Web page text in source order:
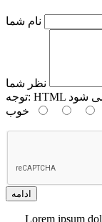
نام شما
نظر شما
توجه:
خوب
ادامه
Lorem ipsum